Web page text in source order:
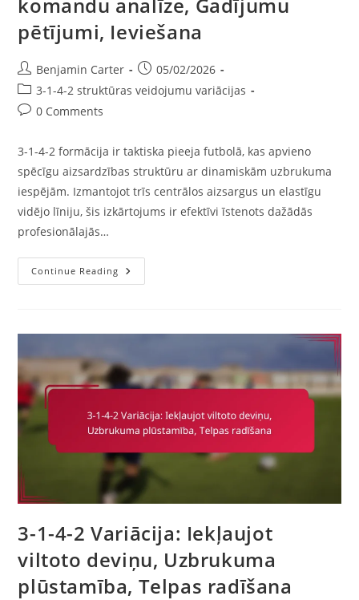
komandu analīze, Gadījumu
pētījumi, Ieviešana
Post
author:
Benjamin Carter
Post
published:
05/02/2026
Post
category:
3-1-4-2 struktūras veidojumu variācijas
Post0 Comments
3-1-4-2 formācija ir taktiska pieeja futbolā, kas apvieno
spēcīgu aizsardzības struktūru ar dinamiskām uzbrukuma
iespējām. Izmantojot trīs centrālos aizsargus un elastīgu
vidējo līniju, šis izkārtojums ir efektīvi īstenots dažādās
profesionālajās…
Continue Reading 3-
1-
Komandu
Gadījumu
Pētījumi,
Ieviešana
3-1-4-2 Variācija: Iekļaujot
viltoto deviņu, Uzbrukuma
plūstamība, Telpas radīšana